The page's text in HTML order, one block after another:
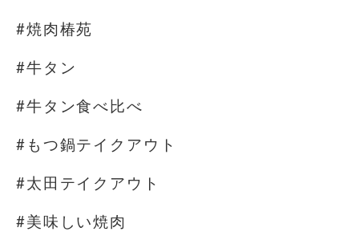
#焼肉椿苑
#牛タン
#牛タン食べ比べ
#もつ鍋テイクアウト
#太田テイクアウト
#美味しい焼肉